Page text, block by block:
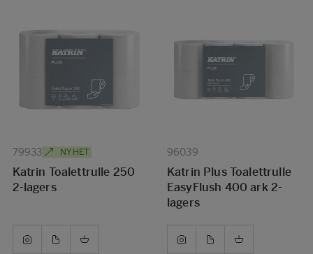
79933 NYHET
Katrin Toalettrulle 250
2-lagers
96039
Katrin Plus Toalettrulle
EasyFlush 400 ark 2-
lagers